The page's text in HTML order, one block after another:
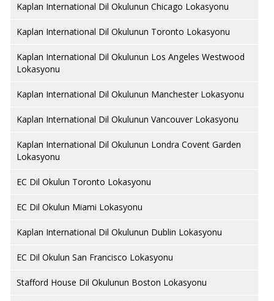
Kaplan International Dil Okulunun Chicago Lokasyonu
Kaplan International Dil Okulunun Toronto Lokasyonu
Kaplan International Dil Okulunun Los Angeles Westwood
Lokasyonu
Kaplan International Dil Okulunun Manchester Lokasyonu
Kaplan International Dil Okulunun Vancouver Lokasyonu
Kaplan International Dil Okulunun Londra Covent Garden
Lokasyonu
EC Dil Okulun Toronto Lokasyonu
EC Dil Okulun Miami Lokasyonu
Kaplan International Dil Okulunun Dublin Lokasyonu
EC Dil Okulun San Francisco Lokasyonu
Stafford House Dil Okulunun Boston Lokasyonu